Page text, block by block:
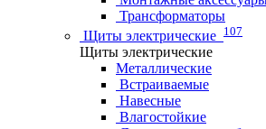
Трансформаторы
Щиты электрические 107
Щиты электрические
Металлические
Встраиваемые
Навесные
Влагостойкие